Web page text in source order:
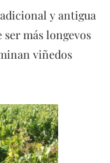
y antigua
más longevos
viñedos